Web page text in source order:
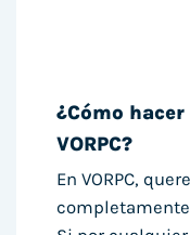
¿Cómo
VORPC?
En VORPC,